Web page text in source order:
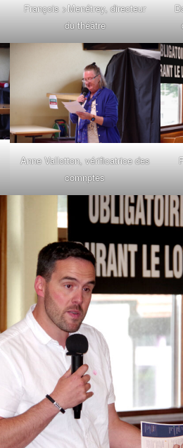
François >Menétrey, directeur
du théâtre
Anne Vallotton, vérificatrice des
comnptes